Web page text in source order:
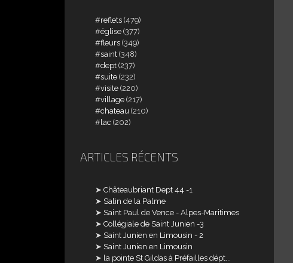
reflets (479)
église (377)
fleurs (349)
saint (348)
dept (237)
suite (232)
visite (220)
village (217)
chateau (210)
lac (202)
ARTICLES RÉCENTS
Châteaubriant Dept 44 -1
Salin de la Palme
Saint Paul de Vence - Alpes-Maritimes
Collégiale de Saint Junien -3
Saint Junien en Limousin - 2
Saint Junien en Limousin
la pointe St Gildas à Préfailles dépt...